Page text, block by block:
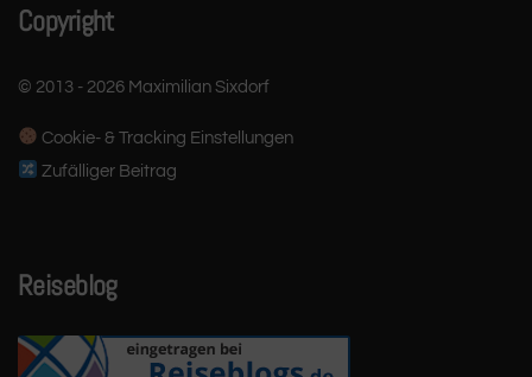
Copyright
© 2013 - 2026 Maximilian Sixdorf
Cookie- & Tracking Einstellungen
Zufälliger Beitrag
Reiseblog